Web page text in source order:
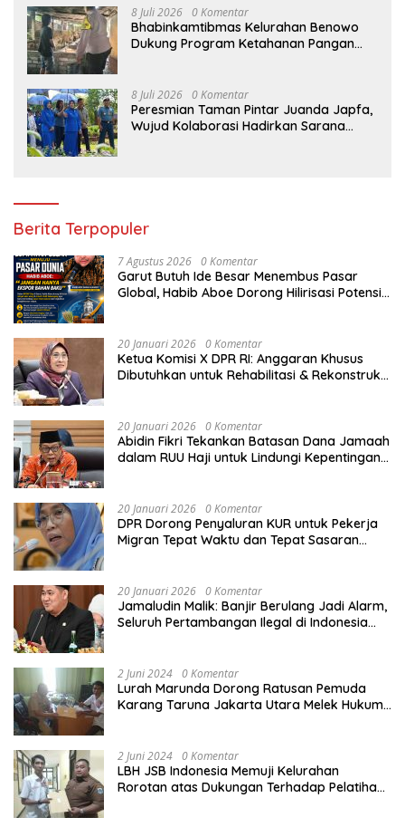
8 Juli 2026 0 Komentar
Bhabinkamtibmas Kelurahan Benowo
Dukung Program Ketahanan Pangan
8 Juli 2026 0 Komentar
Peresmian Taman Pintar Juanda Japfa,
Wujud Kolaborasi Hadirkan Sarana
Berita Terpopuler
7 Agustus 2026 0 Komentar
Garut Butuh Ide Besar Menembus Pasar
Global, Habib Aboe Dorong Hilirisasi Potensi
20 Januari 2026 0 Komentar
Ketua Komisi X DPR RI: Anggaran Khusus
Dibutuhkan untuk Rehabilitasi & Rekonstruksi
20 Januari 2026 0 Komentar
Abidin Fikri Tekankan Batasan Dana Jamaah
dalam RUU Haji untuk Lindungi Kepentingan
20 Januari 2026 0 Komentar
DPR Dorong Penyaluran KUR untuk Pekerja
Migran Tepat Waktu dan Tepat Sasaran
20 Januari 2026 0 Komentar
Jamaludin Malik: Banjir Berulang Jadi Alarm,
Seluruh Pertambangan Ilegal di Indonesia
2 Juni 2024 0 Komentar
Lurah Marunda Dorong Ratusan Pemuda
Karang Taruna Jakarta Utara Melek Hukum
2 Juni 2024 0 Komentar
LBH JSB Indonesia Memuji Kelurahan
Rorotan atas Dukungan Terhadap Pelatihan